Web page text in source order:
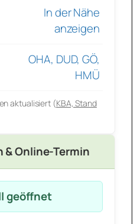
In der Nähe
anzeigen
OHA, DUD, GÖ,
HMÜ
aktualisiert (KBA, Stand
& Online-Termin
geöffnet